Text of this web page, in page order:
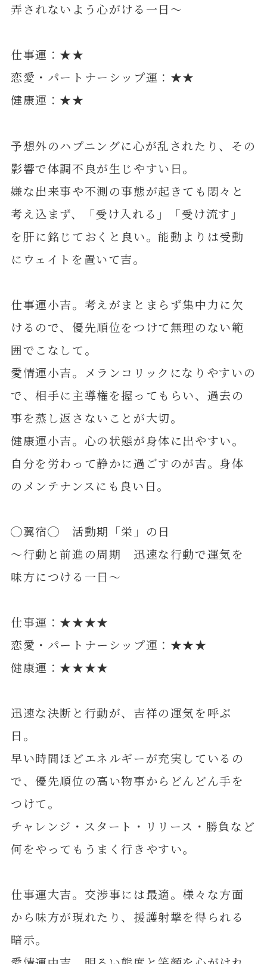
弄されないよう心がける一日～
仕事運：★★
恋愛・パートナーシップ運：★★
健康運：★★
予想外のハプニングに心が乱されたり、その
影響で体調不良が生じやすい日。
嫌な出来事や不測の事態が起きても悶々と
考え込まず、「受け入れる」「受け流す」
を肝に銘じておくと良い。能動よりは受動
にウェイトを置いて吉。
仕事運小吉。考えがまとまらず集中力に欠
けるので、優先順位をつけて無理のない範
囲でこなして。
愛情運小吉。メランコリックになりやすいの
で、相手に主導権を握ってもらい、過去の
事を蒸し返さないことが大切。
健康運小吉。心の状態が身体に出やすい。
自分を労わって静かに過ごすのが吉。身体
のメンテナンスにも良い日。
◯翼宿◯ 活動期「栄」の日
～行動と前進の周期 迅速な行動で運気を
味方につける一日～
仕事運：★★★★
恋愛・パートナーシップ運：★★★
健康運：★★★★
迅速な決断と行動が、吉祥の運気を呼ぶ
日。
早い時間ほどエネルギーが充実しているの
で、優先順位の高い物事からどんどん手を
つけて。
チャレンジ・スタート・リリース・勝負など
何をやってもうまく行きやすい。
仕事運大吉。交渉事には最適。様々な方面
から味方が現れたり、援護射撃を得られる
暗示。